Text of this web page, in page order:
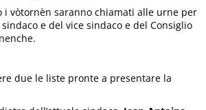
i vòtornèn saranno chiamati alle urne per
e del vice sindaco e del Consiglio
due le liste pronte a presentare la